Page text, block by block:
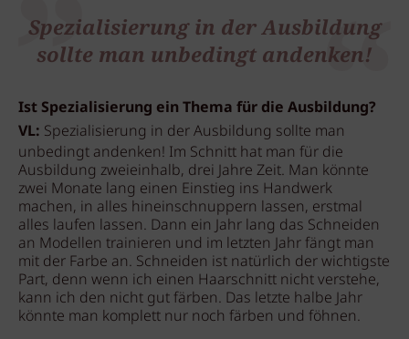
Spezialisierung in der Ausbildung
sollte man unbedingt andenken!
Ist Spezialisierung ein Thema für die Ausbildung?
VL: Spezialisierung in der Ausbildung sollte man
unbedingt andenken! Im Schnitt hat man für die
Ausbildung zweieinhalb, drei Jahre Zeit. Man könnte
zwei Monate lang einen Einstieg ins Handwerk
machen, in alles hineinschnuppern lassen, erstmal
alles laufen lassen. Dann ein Jahr lang das Schneiden
an Modellen trainieren und im letzten Jahr fängt man
mit der Farbe an. Schneiden ist natürlich der wichtigste
Part, denn wenn ich einen Haarschnitt nicht verstehe,
kann ich den nicht gut färben. Das letzte halbe Jahr
könnte man komplett nur noch färben und föhnen.